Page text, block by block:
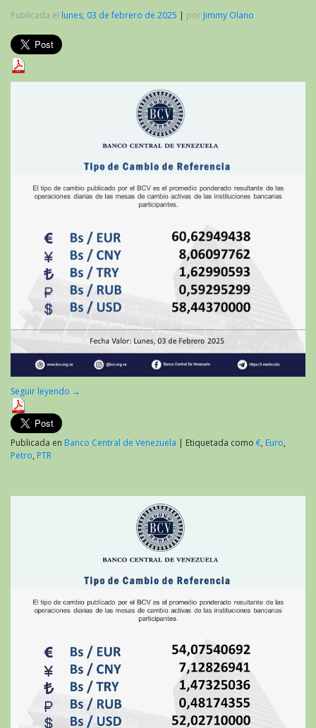
Publicada el lunes, 03 de febrero de 2025 | por Jimmy Olano
Seguir leyendo →
Publicada en Banco Central de Venezuela | Etiquetada como €, Euro,
Petro, PTR